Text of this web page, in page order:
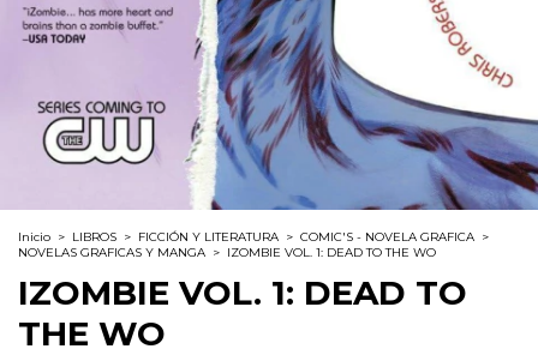
Inicio > LIBROS > FICCIÓN Y LITERATURA > COMIC'S - NOVELA GRAFICA >
NOVELAS GRAFICAS Y MANGA > IZOMBIE VOL. 1: DEAD TO THE WO
IZOMBIE VOL. 1: DEAD TO
THE WO